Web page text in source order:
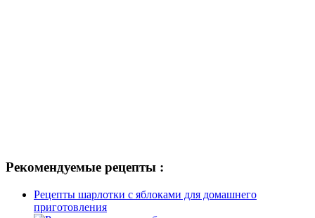
Рекомендуемые рецепты :
Рецепты шарлотки с яблоками для домашнего
приготовления